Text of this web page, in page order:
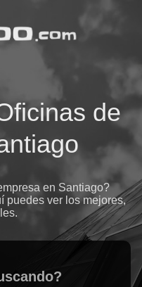
de
en Santiago?
puedes ver los mejores,